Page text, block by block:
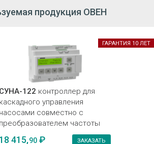
продукция ОВЕН
СУНА-122 контроллер для
каскадного управления
насосами совместно с
преобразователем частоты
18 415,90 ₽ ЗАКАЗАТЬ
ГАРАНТИЯ 10 ЛЕТ